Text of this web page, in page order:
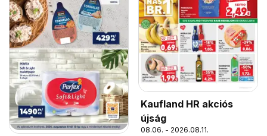
Kaufland HR akciós
újság
08.06. - 2026.08.11.